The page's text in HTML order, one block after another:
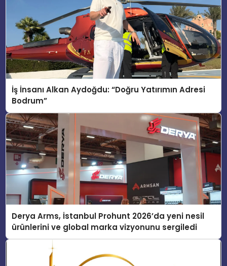
İş İnsanı Alkan Aydoğdu: “Doğru Yatırımın Adresi
Bodrum”
Derya Arms, İstanbul Prohunt 2026’da yeni nesil
ürünlerini ve global marka vizyonunu sergiledi